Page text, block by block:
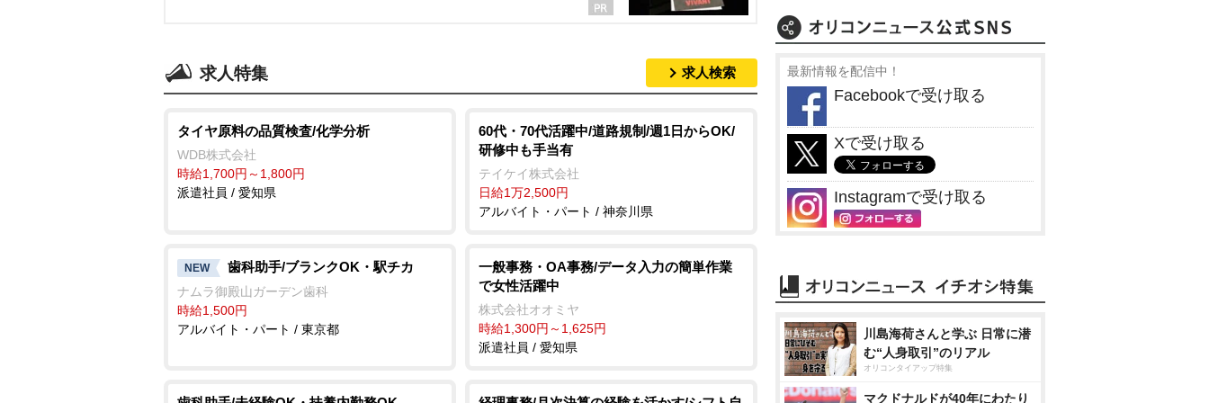
求人特集 求人検索
タイヤ原料の品質検査/化学分析
WDB株式会社
時給1,700円～1,800円
派遣社員 / 愛知県
60代・70代活躍中/道路規制/週1日からOK/
研修中も手当有
テイケイ株式会社
日給1万2,500円
アルバイト・パート / 神奈川県
NEW 歯科助手/ブランクOK・駅チカ
ナムラ御殿山ガーデン歯科
時給1,500円
アルバイト・パート / 東京都
一般事務・OA事務/データ入力の簡単作業
で女性活躍中
株式会社オオミヤ
時給1,300円～1,625円
派遣社員 / 愛知県
最新情報を配信中！
Facebookで受け取る
Xで受け取る
Instagramで受け取る
川島海荷さんと学ぶ 日常に潜
む“人身取引”のリアル
オリコンタイアップ特集
マクドナルドが40年にわたり